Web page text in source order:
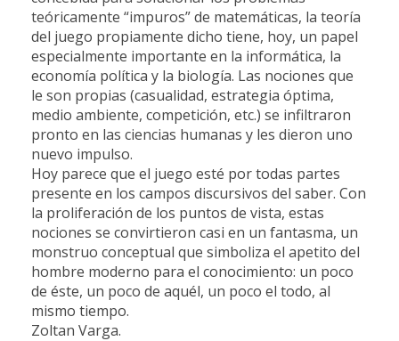
teóricamente “impuros” de matemáticas, la teoría
del juego propiamente dicho tiene, hoy, un papel
especialmente importante en la informática, la
economía política y la biología. Las nociones que
le son propias (casualidad, estrategia óptima,
medio ambiente, competición, etc.) se infiltraron
pronto en las ciencias humanas y les dieron uno
nuevo impulso.
Hoy parece que el juego esté por todas partes
presente en los campos discursivos del saber. Con
la proliferación de los puntos de vista, estas
nociones se convirtieron casi en un fantasma, un
monstruo conceptual que simboliza el apetito del
hombre moderno para el conocimiento: un poco
de éste, un poco de aquél, un poco el todo, al
mismo tiempo.
Zoltan Varga.